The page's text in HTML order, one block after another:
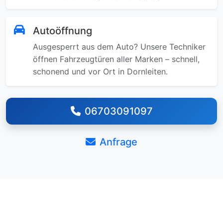
Autoöffnung
Ausgesperrt aus dem Auto? Unsere Techniker
öffnen Fahrzeugtüren aller Marken – schnell,
schonend und vor Ort in Dornleiten.
06703091097
Anfrage